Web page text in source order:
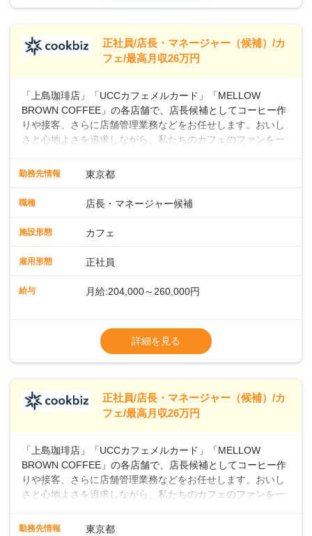
※経験・スキルを考慮の上、決定します。
※別途、残業代および各種手当あり
※試用期間なし
■店長職： ・西日本／月給26万7500円
万円＋賞与(年3回)・店長職：年収410万円／
正社員/店長・マネージャー（候補）/カ
フェ/最高月収26万円
「上島珈琲店」「UCCカフェメルカード」「MELLOW
BROWN COFFEE」の各店舗で、店長候補としてコーヒー作
りや接客、さらに店舗管理業務などをお任せします。おいし
さと心地よさを追求しながら、私たちのカフェのファンを一
の抽出や各種ドリンクの作成お客様のご案内、レジ対応軽食
タートも安心 ◎サポート体制充実コーヒーの知識から接客マ
から40代まで幅広い年齢層が活躍しており、チームワークも
るので、スムーズに業務に馴染める環境です。「カフェの接
長として活躍を！接客業務になれたら、売上・シフト・在庫
一切無用♪一つひとつをしっかり伝えていきますので、無理の
ないペースで覚えていきましょう！さらにマネージャーへの
勤務先情報 東京都
職種 店長・マネージャー候補
施設形態 カフェ
雇用形態 正社員
給与 月給:204,000～260,000円
ます・東日本エリア：月給21万4000～27万
※経験・スキルを考慮の上、決定します。
※別途、残業代および各種手当あり
※試用期間なし
■店長職： ・西日本／月給26万7500円
万円＋賞与(年3回)・店長職：年収410万円／
詳細を見る
正社員/店長・マネージャー（候補）/カ
フェ/最高月収26万円
「上島珈琲店」「UCCカフェメルカード」「MELLOW
BROWN COFFEE」の各店舗で、店長候補としてコーヒー作
りや接客、さらに店舗管理業務などをお任せします。おいし
さと心地よさを追求しながら、私たちのカフェのファンを一
の抽出や各種ドリンクの作成お客様のご案内、レジ対応軽食
勤務先情報 東京都